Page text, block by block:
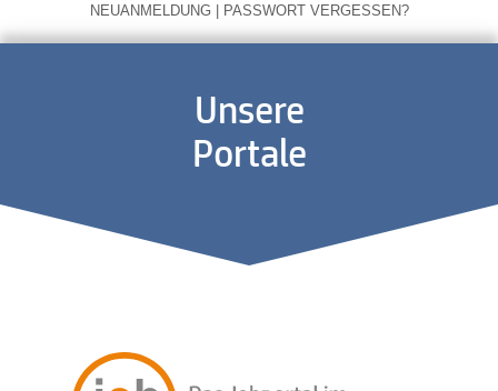
NEUANMELDUNG | PASSWORT VERGESSEN?
Unsere
Portale